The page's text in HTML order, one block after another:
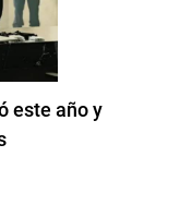
este año y